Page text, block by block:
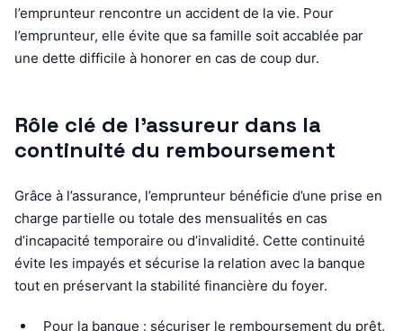
l’emprunteur rencontre un accident de la vie. Pour
l’emprunteur, elle évite que sa famille soit accablée par
une dette difficile à honorer en cas de coup dur.
Rôle clé de l’assureur dans la
continuité du remboursement
Grâce à l’assurance, l’emprunteur bénéficie d’une prise en
charge partielle ou totale des mensualités en cas
d’incapacité temporaire ou d’invalidité. Cette continuité
évite les impayés et sécurise la relation avec la banque
tout en préservant la stabilité financière du foyer.
Pour la banque : sécuriser le remboursement du prêt.